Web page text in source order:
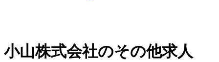
小山株式会社のその他求人